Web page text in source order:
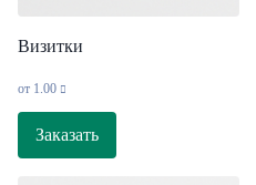
Визитки
от 1.00
Заказать